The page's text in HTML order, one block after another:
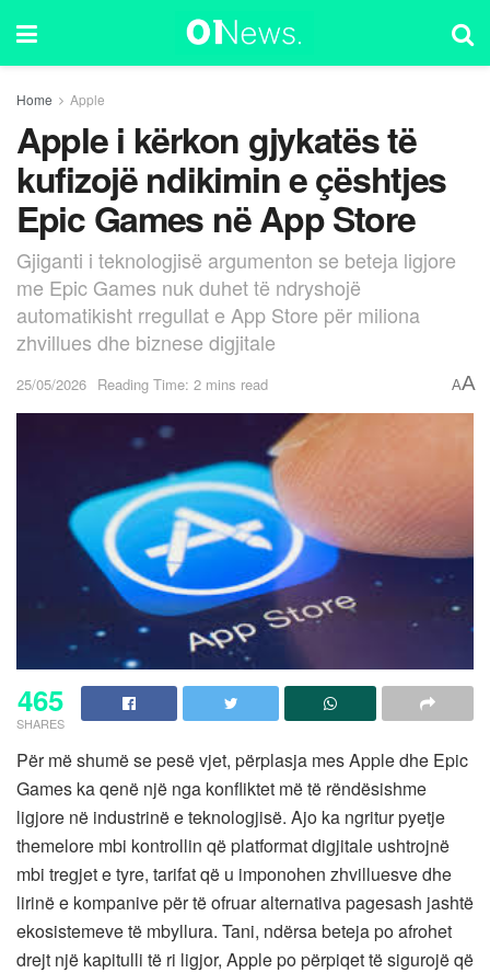
Home Apple
Apple i kërkon gjykatës të
kufizojë ndikimin e çështjes
Epic Games në App Store
Gjiganti i teknologjisë argumenton se beteja ligjore
me Epic Games nuk duhet të ndryshojë
automatikisht rregullat e App Store për miliona
zhvillues dhe biznese digjitale
25/05/2026 Reading Time: 2 mins read AA
465
SHARES
Për më shumë se pesë vjet, përplasja mes Apple dhe Epic
Games ka qenë një nga konfliktet më të rëndësishme
ligjore në industrinë e teknologjisë. Ajo ka ngritur pyetje
themelore mbi kontrollin që platformat digjitale ushtrojnë
mbi tregjet e tyre, tarifat që u imponohen zhvilluesve dhe
lirinë e kompanive për të ofruar alternativa pagesash jashtë
ekosistemeve të mbyllura. Tani, ndërsa beteja po afrohet
drejt një kapitulli të ri ligjor, Apple po përpiqet të sigurojë që